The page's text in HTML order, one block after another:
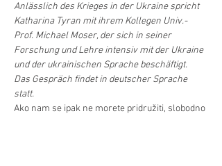
Anlässlich des Krieges in der Ukraine spricht
Katharina Tyran mit ihrem Kollegen Univ.-
Prof. Michael Moser, der sich in seiner
Forschung und Lehre intensiv mit der Ukraine
und der ukrainischen Sprache beschäftigt.
Das Gespräch findet in deutscher Sprache
statt.
Ako nam se ipak ne morete pridružiti, slobodno